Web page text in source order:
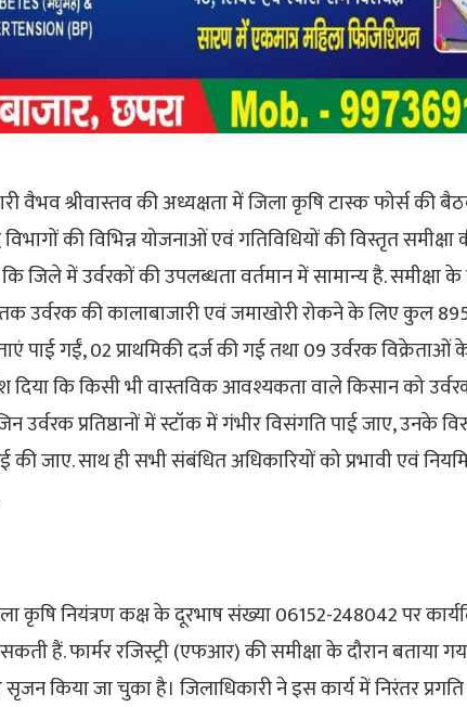
वैभव श्रीवास्तव की अध्यक्षता में जिला कृषि टास्क फोर्स की
की विभिन्न योजनाओं एवं गतिविधियों की विस्तृत समीक्षा
कि जिले में उर्वरकों की उपलब्धता वर्तमान में सामान्य है. समीक्षा के
उर्वरक की कालाबाजारी एवं जमाखोरी रोकने के लिए कुल
पाई गईं, 02 प्राथमिकी दर्ज की गई तथा 09 उर्वरक
दिया कि किसी भी वास्तविक आवश्यकता वाले किसान को
उर्वरक प्रतिष्ठानों में स्टॉक में गंभीर विसंगति पाई जाए, उनके
की जाए. साथ ही सभी संबंधित अधिकारियों को प्रभावी एवं
कृषि नियंत्रण कक्ष के दूरभाष संख्या 06152-248042 पर
हैं. फार्मर रजिस्ट्री (एफआर) की समीक्षा के दौरान बताया
जा चुका है। जिलाधिकारी ने इस कार्य में निरंतर प्रगति